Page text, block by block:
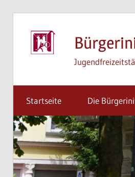
Inhalt
springen
Startseite Die